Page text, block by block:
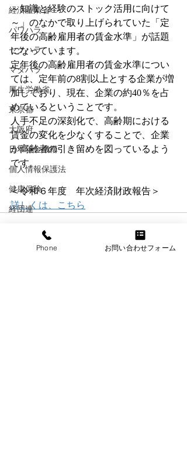
経済産業省
パワハラ
セクハラ
マタハラ
厚生労働省
東京都
大阪府
日本年金機構
個人情報保護法
健康保険
経団連
～知識と経験のストック活用に向けて
～」のなかで取り上げられていた「定
年後の高齢雇用者の賃金水準」が話題
になっています。
定年後の高齢雇用者の賃金水準につい
ては、定年前の8割以上とする企業が増
加しており、現在、企業の約40％を占
めているということです。
人手不足の深刻化で、高齢期における
賃金の変化を少なくすることで、企業
が高齢者の引き留めを図っているよう
です。
＜令和６年度　年次経済財政報告＞
詳しくは、こちら
Phone お問い合わせフォーム